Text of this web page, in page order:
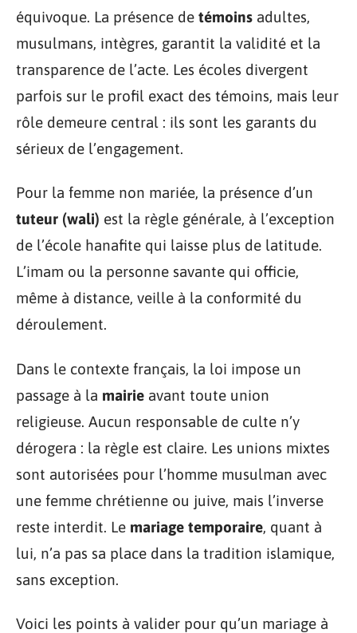
équivoque. La présence de témoins adultes,
musulmans, intègres, garantit la validité et la
transparence de l’acte. Les écoles divergent
parfois sur le profil exact des témoins, mais leur
rôle demeure central : ils sont les garants du
sérieux de l’engagement.
Pour la femme non mariée, la présence d’un
tuteur (wali) est la règle générale, à l’exception
de l’école hanafite qui laisse plus de latitude.
L’imam ou la personne savante qui officie,
même à distance, veille à la conformité du
déroulement.
Dans le contexte français, la loi impose un
passage à la mairie avant toute union
religieuse. Aucun responsable de culte n’y
dérogera : la règle est claire. Les unions mixtes
sont autorisées pour l’homme musulman avec
une femme chrétienne ou juive, mais l’inverse
reste interdit. Le mariage temporaire, quant à
lui, n’a pas sa place dans la tradition islamique,
sans exception.
Voici les points à valider pour qu’un mariage à